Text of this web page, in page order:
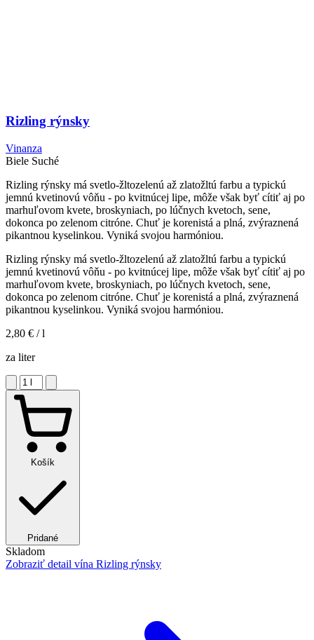
Rizling rýnsky
Vinanza
Biele Suché
Rizling rýnsky má svetlo-žltozelenú až zlatožltú farbu a typickú
jemnú kvetinovú vôňu - po kvitnúcej lipe, môže však byť cítiť aj po
marhuľovom kvete, broskyniach, po lúčnych kvetoch, sene,
dokonca po zelenom citróne. Chuť je korenistá a plná, zvýraznená
pikantnou kyselinkou. Vyniká svojou harmóniou.
Rizling rýnsky má svetlo-žltozelenú až zlatožltú farbu a typickú
jemnú kvetinovú vôňu - po kvitnúcej lipe, môže však byť cítiť aj po
marhuľovom kvete, broskyniach, po lúčnych kvetoch, sene,
dokonca po zelenom citróne. Chuť je korenistá a plná, zvýraznená
pikantnou kyselinkou. Vyniká svojou harmóniou.
2,80 € / l
za liter
Košík
Pridané
Skladom
Zobraziť detail vína Rizling rýnsky